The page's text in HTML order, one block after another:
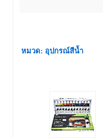
หมวด: อุปกรณ์สีน้ำ